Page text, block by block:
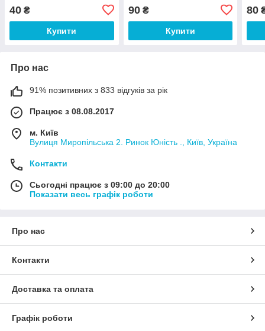
40 ₴
Купити
90₴
Купити
80
Про нас
91% позитивних з 833 відгуків за рік
Працює з 08.08.2017
м. Київ
Вулиця Миропільська 2. Ринок Юність ., Київ, Україна
Контакти
Сьогодні працює з 09:00 до 20:00
Показати весь графік роботи
Про нас
Контакти
Доставка та оплата
Графік роботи